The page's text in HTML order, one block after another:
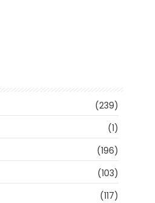
(239)
(1)
(196)
(103)
(117)